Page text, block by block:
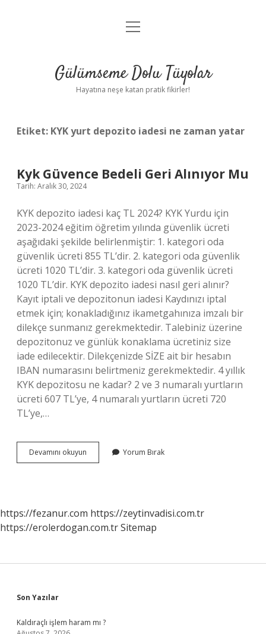
Anasayfa
Yasal Uyarı
menüyü
Gülümseme Dolu Tüyolar
Hayatına neşe katan pratik fikirler!
Etiket: KYK yurt depozito iadesi ne zaman yatar
Kyk Güvence Bedeli Geri Alınıyor Mu
Tarih: Aralık 30, 2024
KYK depozito iadesi kaç TL 2024? KYK Yurdu için
2023-2024 eğitim öğretim yılında güvenlik ücreti
aşağıdaki şekilde belirlenmiştir: 1. kategori oda
güvenlik ücreti 855 TL’dir. 2. kategori oda güvenlik
ücreti 1020 TL’dir. 3. kategori oda güvenlik ücreti
1020 TL’dir. KYK depozito iadesi nasıl geri alınır?
Kayıt iptali ve depozitonun iadesi Kaydınızı iptal
etmek için; konakladığınız ikametgahınıza imzalı bir
dilekçe sunmanız gerekmektedir. Talebiniz üzerine
depozitonuz ve günlük konaklama ücretiniz size
iade edilecektir. Dilekçenizde SİZE ait bir hesabın
IBAN numarasını belirtmeniz gerekmektedir. 4 yıllık
KYK depozitosu ne kadar? 2 ve 3 numaralı yurtların
ücreti 607 TL’ye, 4 numaralı yurtların ücreti 720
TL’ye,…
Devamını okuyun
Güvence
Yorum Bırak
https://fezanur.com https://zeytinvadisi.com.tr
https://erolerdogan.com.trSitemap
Sidebar
Son Yazılar
Kaldıraçlı işlem haram mı ?